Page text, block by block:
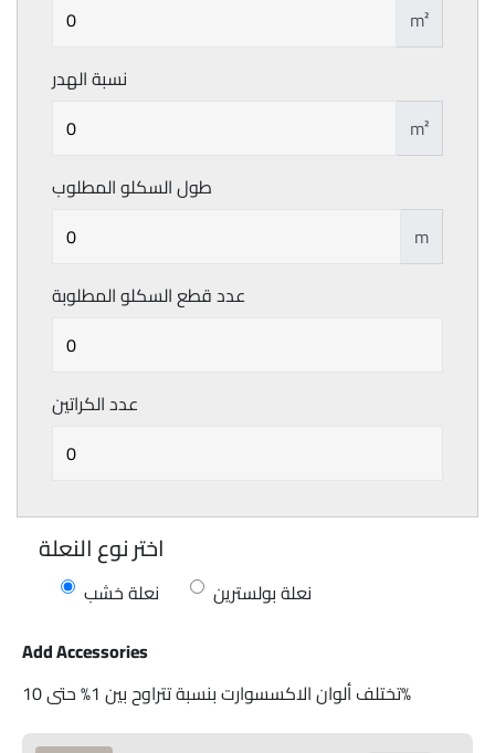
m²
نسبة الهدر
m²
طول السكلو المطلوب
m
عدد قطع السكلو المطلوبة
عدد الكراتين
اختر نوع النعلة
نعلة خشب
نعلة بولسترين
Add Accessories
تختلف ألوان الاكسسوارت بنسبة تتراوح بين 1% حتى 10%